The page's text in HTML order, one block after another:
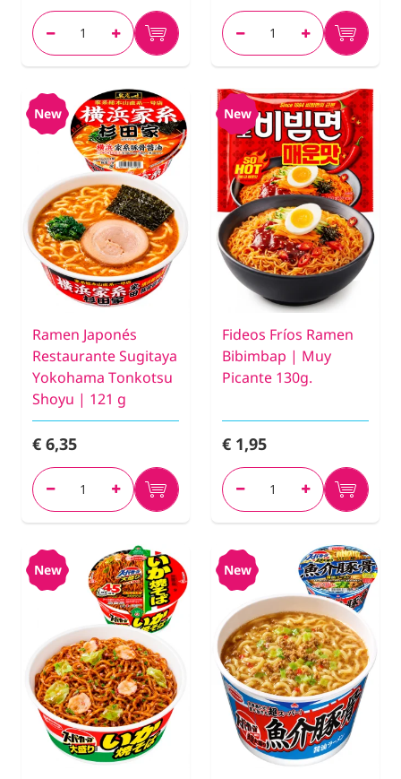
New
Ramen Japonés
Restaurante Sugitaya
Yokohama Tonkotsu
Shoyu | 121 g
€ 6,35
New
Fideos Fríos Ramen
Bibimbap | Muy
Picante 130g.
€ 1,95
New New